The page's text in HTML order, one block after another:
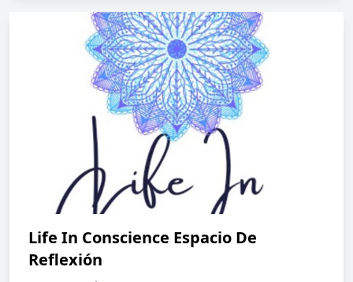
Life In Conscience Espacio De
Reflexión